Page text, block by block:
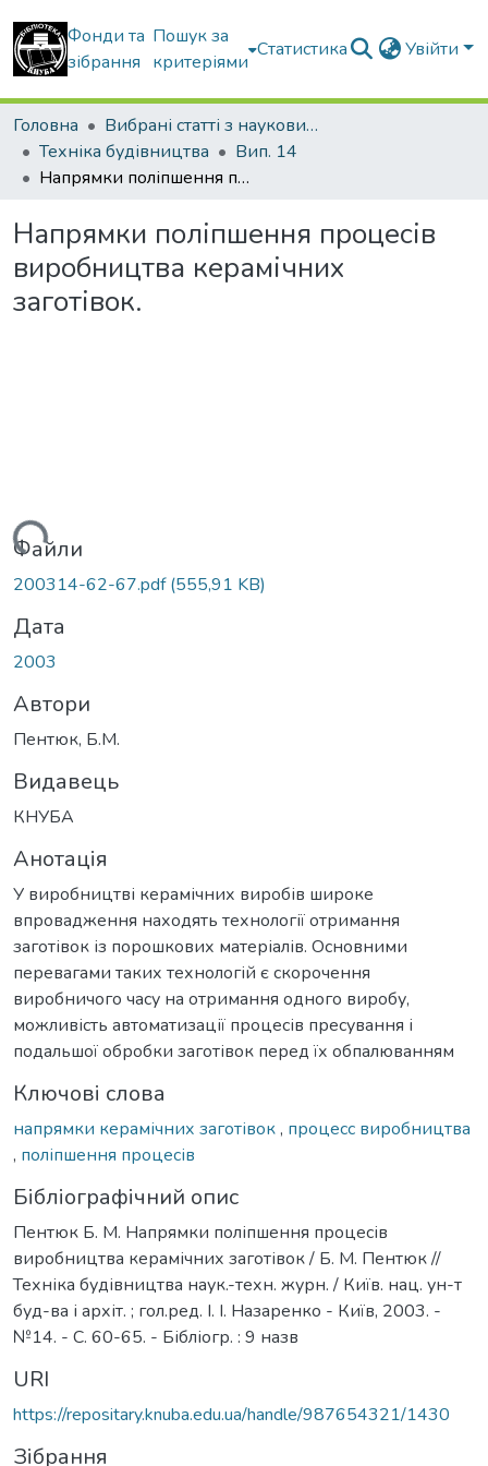
Фонди та
зібрання
Пошук за
критеріями
Статистика Увійти
Головна
Вибрані статті з наукових збірників КНУБА
Техніка будівництва
Вип. 14
Напрямки поліпшення процесів виробництва керамічних заготівок.
Напрямки поліпшення процесів
виробництва керамічних
заготівок.
Файли
200314-62-67.pdf(555,91 KB)
Дата
2003
Автори
Пентюк, Б.М.
Видавець
КНУБА
Анотація
У виробництві керамічних виробів широке
впровадження находять технології отримання
заготівок із порошкових матеріалів. Основними
перевагами таких технологій є скорочення
виробничого часу на отримання одного виробу,
можливість автоматизації процесів пресування і
подальшої обробки заготівок перед їх обпалюванням
Ключові слова
напрямки керамічних заготівок, процесс виробництва
, поліпшення процесів
Бібліографічний опис
Пентюк Б. М. Напрямки поліпшення процесів
виробництва керамічних заготівок / Б. М. Пентюк //
Техніка будівництва наук.-техн. журн. / Київ. нац. ун-т
буд-ва і архіт. ; гол.ред. І. І. Назаренко - Київ, 2003. -
№14. - С. 60-65. - Бібліогр. : 9 назв
URI
https://repositary.knuba.edu.ua/handle/987654321/1430
Зібрання